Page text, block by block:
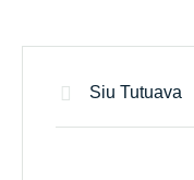
Siu Tutuava